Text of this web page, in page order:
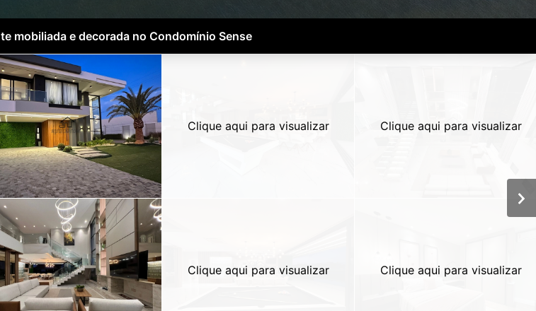
mobiliada e decorada no Condomínio Sense
Clique aqui para visualizar
Clique aqui para visualizar
Clique aqui para visualizar
Clique aqui para visualizar